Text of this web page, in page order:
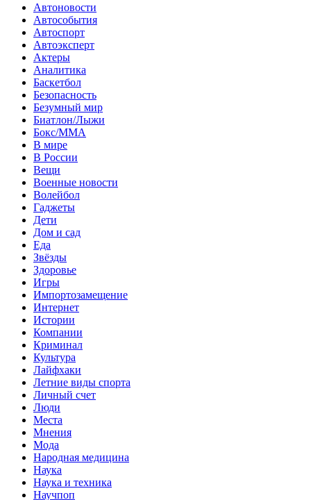
Автоновости
Автособытия
Автоспорт
Автоэксперт
Актеры
Аналитика
Баскетбол
Безопасность
Безумный мир
Биатлон/Лыжи
Бокс/MMA
В мире
В России
Вещи
Военные новости
Волейбол
Гаджеты
Дети
Дом и сад
Еда
Звёзды
Здоровье
Игры
Импортозамещение
Интернет
Истории
Компании
Криминал
Культура
Лайфхаки
Летние виды спорта
Личный счет
Люди
Места
Мнения
Мода
Народная медицина
Наука
Наука и техника
Научпоп